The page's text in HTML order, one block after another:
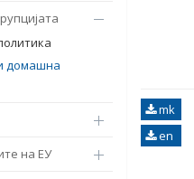
домашна
на ЕУ
mk
en